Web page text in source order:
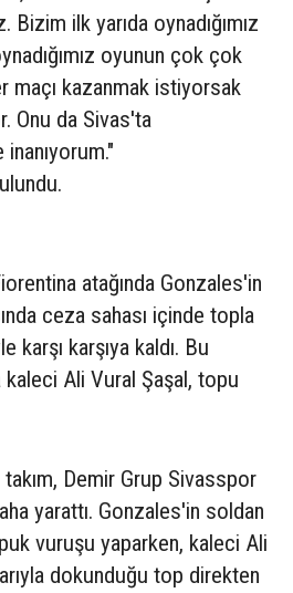
ilk yarıda oynadığımız
oyunun çok çok
maçı kazanmak istiyorsak
Onu da Sivas'ta
atağında Gonzales'in
ceza sahası içinde topla
karşı karşıya kaldı. Bu
Ali Vural Şaşal, topu
Demir Grup Sivasspor
yarattı. Gonzales'in soldan
vuruşu yaparken, kaleci Ali
dokunduğu top direkten